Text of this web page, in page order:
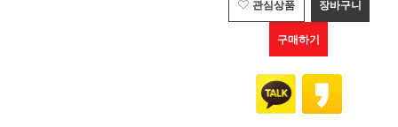
관심상품 장바구니
구매하기